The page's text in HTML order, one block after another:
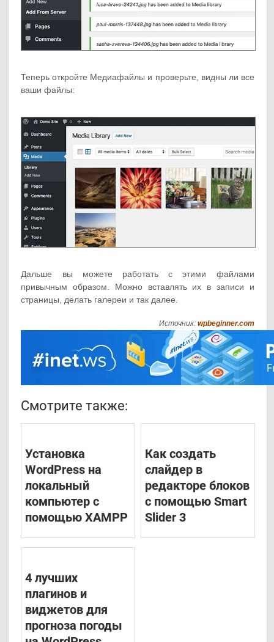
Теперь откройте Медиафайлы и проверьте, видны ли все
ваши файлы:
Дальше вы можете работать с этими файлами
привычным образом. Можно вставлять их в записи и
страницы, делать галереи и так далее.
Источник: wpbeginner.com
Смотрите также:
Установка
WordPress на
локальный
компьютер с
помощью XAMPP
Как создать
слайдер в
редакторе блоков
с помощью Smart
Slider 3
4 лучших
плагинов и
виджетов для
прогноза погоды